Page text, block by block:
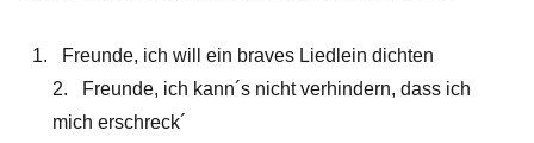
Freunde, ich will ein braves Liedlein dichten
2. Freunde, ich kann´s nicht verhindern, dass ich
mich erschreck´